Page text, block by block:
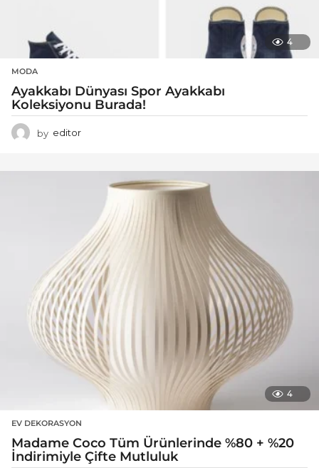
4
MODA
Ayakkabı Dünyası Spor Ayakkabı
Koleksiyonu Burada!
by editor
4
EV DEKORASYON
Madame Coco Tüm Ürünlerinde %80 + %20
İndirimiyle Çifte Mutluluk